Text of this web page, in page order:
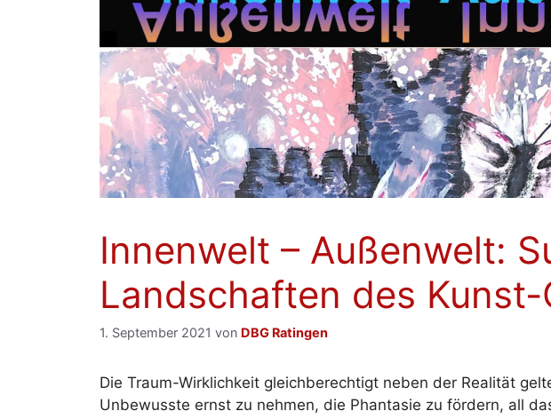
Innenwelt – Außenwelt:
Landschaften des Kunst-
1. September 2021 von DBG Ratingen
Die Traum-Wirklichkeit gleichberechtigt neben der Realität
Unbewusste ernst zu nehmen, die Phantasie zu fördern, all